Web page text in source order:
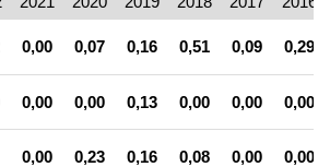
0,00 0,07 0,16 0,51 0,09 0,29
0,00 0,00 0,13 0,00 0,00 0,00
0,00 0,23 0,16 0,08 0,00 0,00